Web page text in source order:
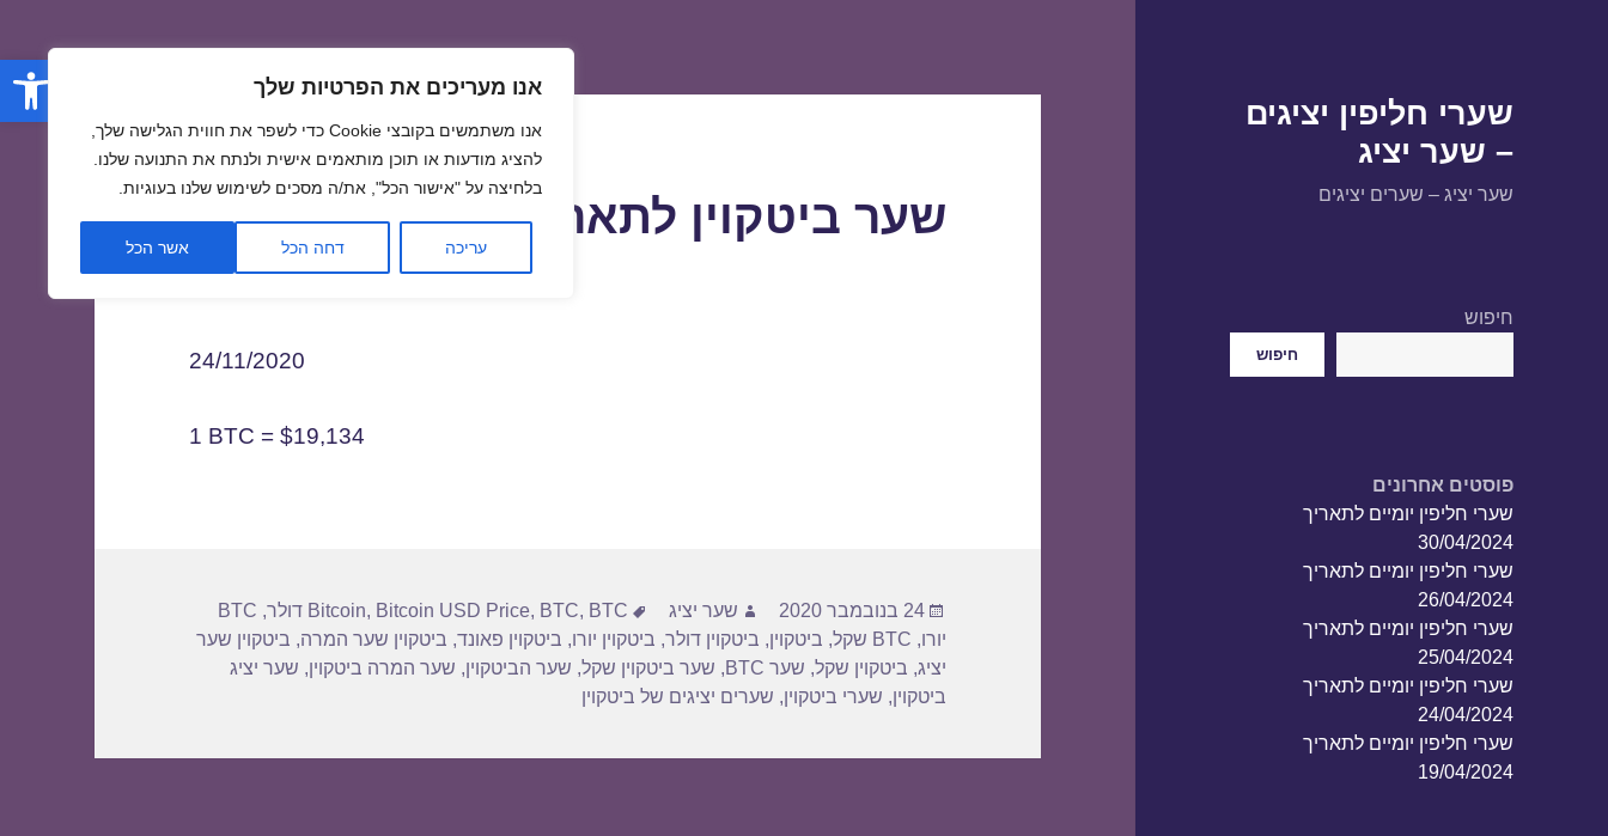
פתח אנו מעריכים את הפרטיות שלך
אנו משתמשים בקובצי Cookie כדי לשפר את חווית הגלישה שלך,
להציג מודעות או תוכן מותאמים אישית ולנתח את התנועה שלנו.
בלחיצה על "אישור הכל", את/ה מסכים לשימוש שלנו בעוגיות.
עריכה דחה הכל אשר הכל
שערי חליפין יציגים
– שער יציג
שער יציג – שערים יציגים
חיפוש
חיפוש
פוסטים אחרונים
שערי חליפין יומיים לתאריך
30/04/2024
שערי חליפין יומיים לתאריך
26/04/2024
שערי חליפין יומיים לתאריך
25/04/2024
שערי חליפין יומיים לתאריך
24/04/2024
שערי חליפין יומיים לתאריך
19/04/2024
שער ביטקוין לתאריך 24/11/2020
24/11/2020
1 BTC = $19,134
פורסם
בתאריך
24 בנובמבר 2020 מחבר
שער יציג תגיות Bitcoin, Bitcoin USD Price, BTC, BTC דולר ,
BTC
יורו, BTC שקל , ביטקוין, ביטקוין דולר, ביטקוין יורו, ביטקוין פאונד, ביטקוין שער המרה, ביטקוין שער
יציג, ביטקוין שקל, שער BTC , שער ביטקוין שקל, שער הביטקוין, שער המרה ביטקוין, שער יציג
ביטקוין, שערי ביטקוין, שערים יציגים של ביטקוין